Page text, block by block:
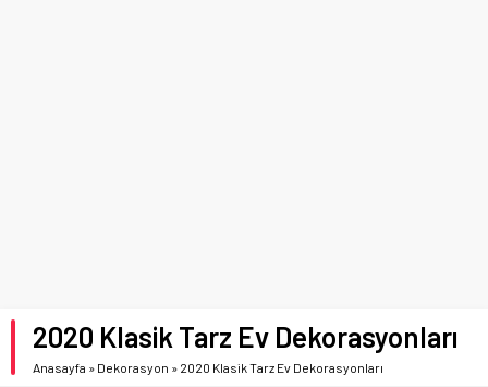
2020 Klasik Tarz Ev Dekorasyonları
Anasayfa » Dekorasyon » 2020 Klasik Tarz Ev Dekorasyonları